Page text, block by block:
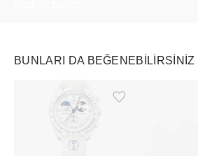
BUNLARI DA BEĞENEBILIRSINIZ
Ürünü istek listesine ekle veya listeden çıkar